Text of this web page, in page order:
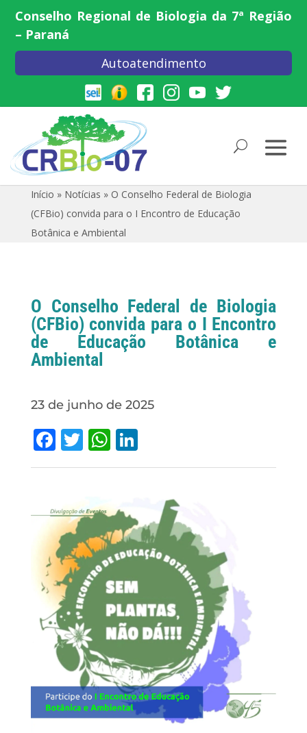
Conselho Regional de Biologia da 7ª Região
– Paraná
Autoatendimento
Início » Notícias » O Conselho Federal de Biologia
(CFBio) convida para o I Encontro de Educação
Botânica e Ambiental
O Conselho Federal de Biologia
(CFBio) convida para o I Encontro
de Educação Botânica e
Ambiental
23 de junho de 2025
Facebook
Twitter
WhatsApp
LinkedIn